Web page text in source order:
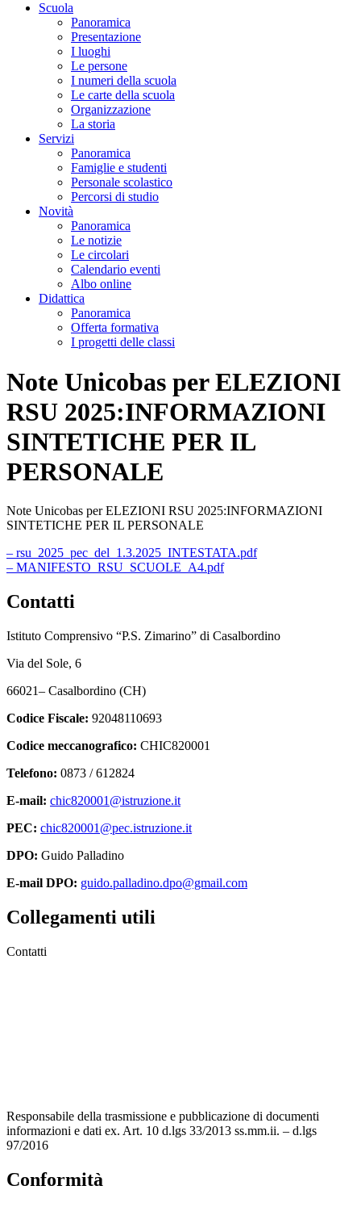
Scuola
Panoramica
Presentazione
I luoghi
Le persone
I numeri della scuola
Le carte della scuola
Organizzazione
La storia
Servizi
Panoramica
Famiglie e studenti
Personale scolastico
Percorsi di studio
Novità
Panoramica
Le notizie
Le circolari
Calendario eventi
Albo online
Didattica
Panoramica
Offerta formativa
I progetti delle classi
Note Unicobas per ELEZIONI
RSU 2025:INFORMAZIONI
SINTETICHE PER IL
PERSONALE
Note Unicobas per ELEZIONI RSU 2025:INFORMAZIONI
SINTETICHE PER IL PERSONALE
– rsu_2025_pec_del_1.3.2025_INTESTATA.pdf
– MANIFESTO_RSU_SCUOLE_A4.pdf
Contatti
Istituto Comprensivo “P.S. Zimarino” di Casalbordino
Via del Sole, 6
66021– Casalbordino (CH)
Codice Fiscale: 92048110693
Codice meccanografico: CHIC820001
Telefono: 0873 / 612824
E-mail: chic820001@istruzione.it
PEC: chic820001@pec.istruzione.it
DPO: Guido Palladino
E-mail DPO: guido.palladino.dpo@gmail.com
Collegamenti utili
Contatti
Responsabile della trasmissione e pubblicazione di documenti
informazioni e dati ex. Art. 10 d.lgs 33/2013 ss.mm.ii. – d.lgs
97/2016
Conformità